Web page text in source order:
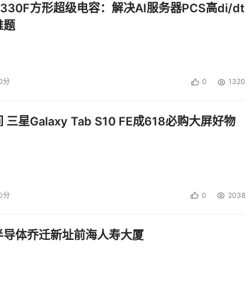
方形超级电容：解决AI服务器PCS高di/dt
题
分 0 1320
三星Galaxy Tab S10 FE成618必购大屏好物
分 0 2038
体乔迁新址前海人寿大厦